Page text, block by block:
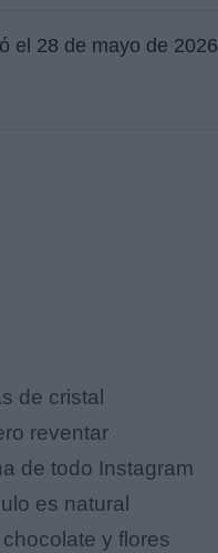
el 28 de mayo de 2026
de cristal
reventar
de todo Instagram
es natural
y flores